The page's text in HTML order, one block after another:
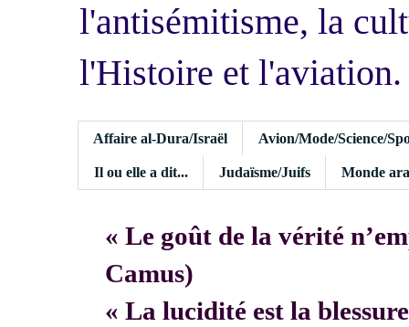
l'antisémitisme, la
l'Histoire et l'aviation.
Affaire al-Dura/Israël Avion/Mode/Science/
Il ou elle a dit... Judaïsme/Juifs Monde
« Le goût de la vérité
Camus)
« La lucidité est la